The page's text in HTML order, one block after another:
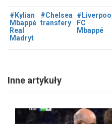
#Kylian
Mbappé
Real
Madryt
#Chelsea
transfery
#Liverpool
FC
Mbappé
Inne artykuły